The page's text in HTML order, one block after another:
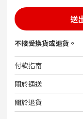
送
不接受換貨或退貨。
付款指南
關於運送
關於退貨